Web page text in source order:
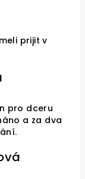
hvězdiček.
prijit v
hvězdiček.
pro dceru
a za dva
hvězdiček.